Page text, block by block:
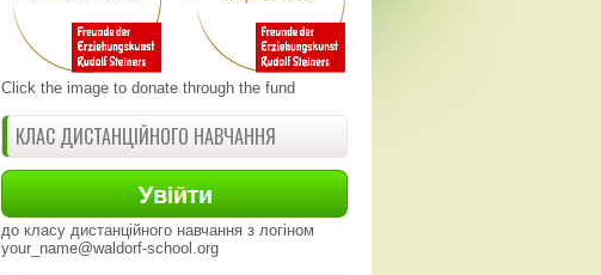
Click the image to donate through the fund
КЛАС ДИСТАНЦІЙНОГО НАВЧАННЯ
до класу дистанційного навчання з логіном
your_name@waldorf-school.org